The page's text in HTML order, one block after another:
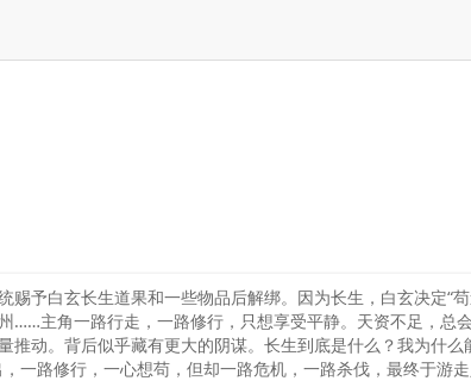
予白玄长生道果和一些物品后解绑。因为长生，白玄决定“
……主角一路行走，一路修行，只想享受平静。天资不足，总
动。背后似乎藏有更大的阴谋。长生到底是什么？我为什
一路修行，一心想苟，但却一路危机，一路杀伐，最终于游